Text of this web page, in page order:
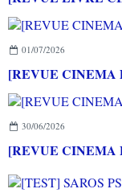
01/07/2026
[REVUE CINEMA
30/06/2026
[REVUE CINEMA